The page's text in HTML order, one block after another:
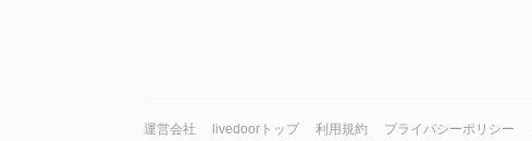
運営会社 livedoorトップ 利用規約 プライバシーポリシー